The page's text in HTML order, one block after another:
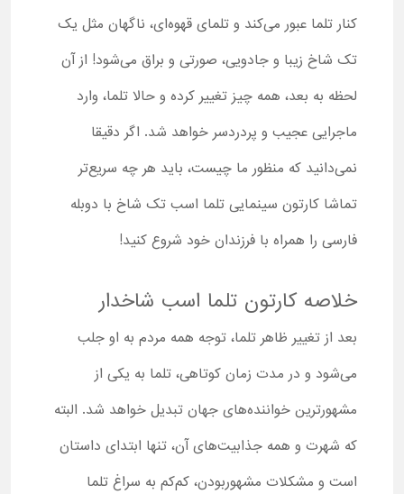
کنار تلما عبور می‌کند و تلمای قهوه‌ای، ناگهان مثل یک
تک‌ شاخ زیبا و جادویی، صورتی و براق می‌شود! از آن
لحظه به بعد، همه چیز تغییر کرده و حالا تلما، وارد
ماجرایی عجیب و پردردسر خواهد شد. اگر دقیقا
نمی‌دانید که منظور ما چیست، باید هر چه سریع‌تر
تماشا کارتون سینمایی تلما اسب تک شاخ با دوبله
فارسی را همراه با فرزندان خود شروع کنید!
خلاصه کارتون تلما اسب شاخدار
بعد از تغییر ظاهر تلما، توجه همه مردم به او جلب
می‌شود و در مدت زمان کوتاهی، تلما به یکی از
مشهورترین خواننده‌های جهان تبدیل خواهد شد. البته
که شهرت و همه جذابیت‌های آن، تنها ابتدای داستان
است و مشکلات مشهوربودن، کم‌کم به سراغ تلما